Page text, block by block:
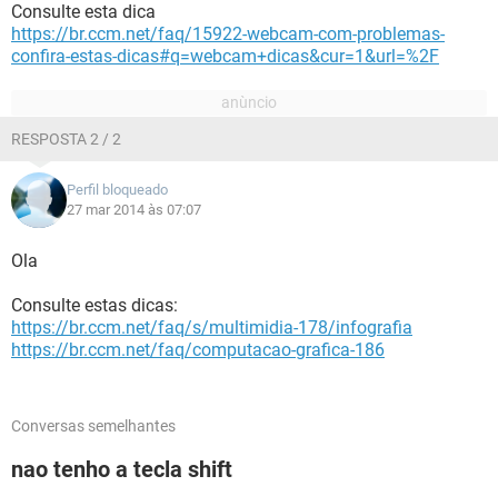
Consulte esta dica
https://br.ccm.net/faq/15922-webcam-com-problemas-
confira-estas-dicas#q=webcam+dicas&cur=1&url=%2F
RESPOSTA 2 / 2
Perfil bloqueado
27 mar 2014 às 07:07
Ola
Consulte estas dicas:
https://br.ccm.net/faq/s/multimidia-178/infografia
https://br.ccm.net/faq/computacao-grafica-186
Conversas semelhantes
nao tenho a tecla shift